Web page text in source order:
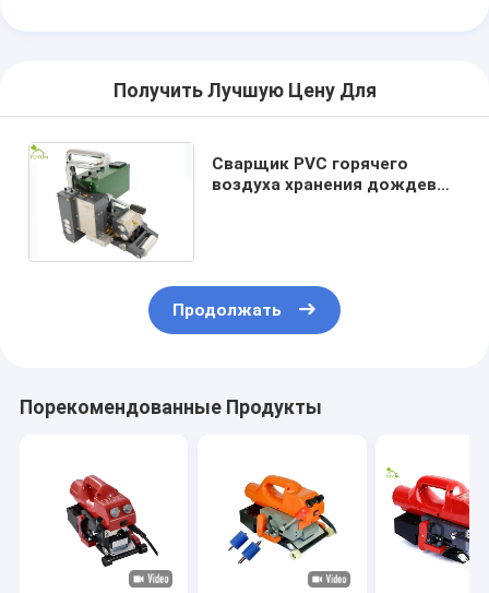
Получить Лучшую Цену Для
Сварщик PVC горячего
воздуха хранения дождевой
Продолжать
Порекомендованные Продукты